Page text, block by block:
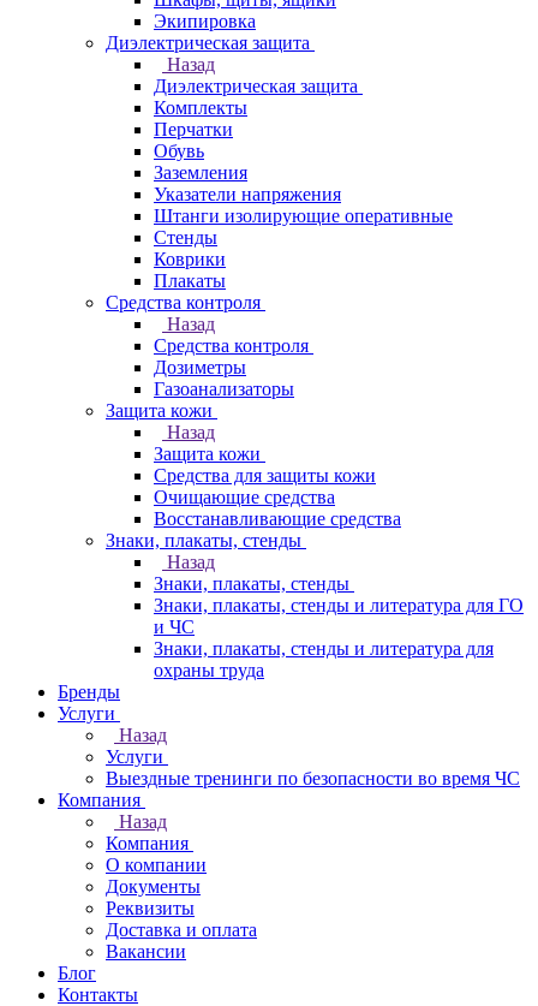
Экипировка
Диэлектрическая защита
Назад
Диэлектрическая защита
Комплекты
Перчатки
Обувь
Заземления
Указатели напряжения
Штанги изолирующие оперативные
Стенды
Коврики
Плакаты
Средства контроля
Назад
Средства контроля
Дозиметры
Газоанализаторы
Защита кожи
Назад
Защита кожи
Средства для защиты кожи
Очищающие средства
Восстанавливающие средства
Знаки, плакаты, стенды
Назад
Знаки, плакаты, стенды
Знаки, плакаты, стенды и литература для ГО
и ЧС
Знаки, плакаты, стенды и литература для
охраны труда
Бренды
Услуги
Назад
Услуги
Выездные тренинги по безопасности во время ЧС
Компания
Назад
Компания
О компании
Документы
Реквизиты
Доставка и оплата
Вакансии
Блог
Контакты